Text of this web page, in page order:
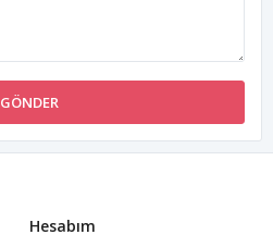
GÖNDER
Hesabım